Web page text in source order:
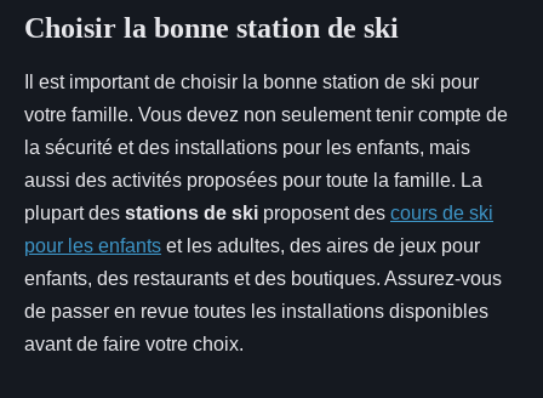
Choisir la bonne station de ski
Il est important de choisir la bonne station de ski pour
votre famille. Vous devez non seulement tenir compte de
la sécurité et des installations pour les enfants, mais
aussi des activités proposées pour toute la famille. La
plupart des stations de ski proposent des cours de ski
pour les enfants et les adultes, des aires de jeux pour
enfants, des restaurants et des boutiques. Assurez-vous
de passer en revue toutes les installations disponibles
avant de faire votre choix.